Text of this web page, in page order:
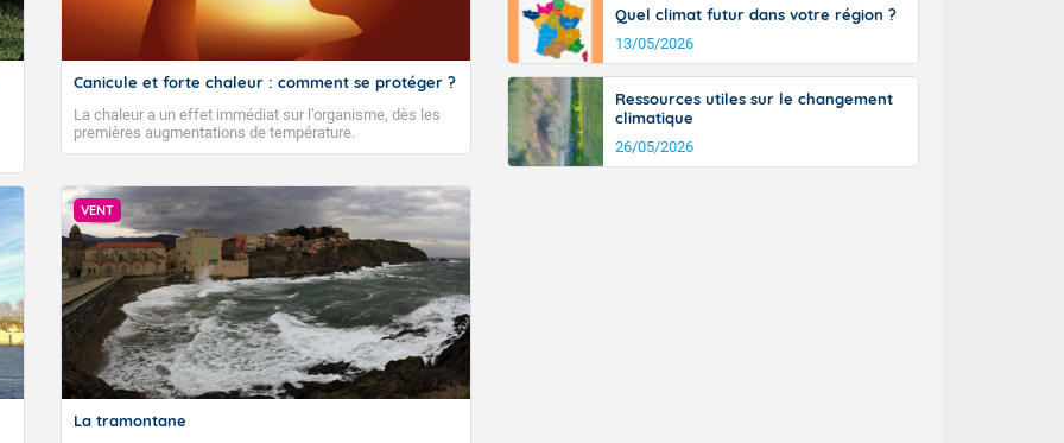
Canicule et forte chaleur : comment se protéger ?
La chaleur a un effet immédiat sur l’organisme, dès les
premières augmentations de température.
VENT
La tramontane
Quel climat futur dans votre région ?
13/05/2026
Ressources utiles sur le changement
climatique
26/05/2026